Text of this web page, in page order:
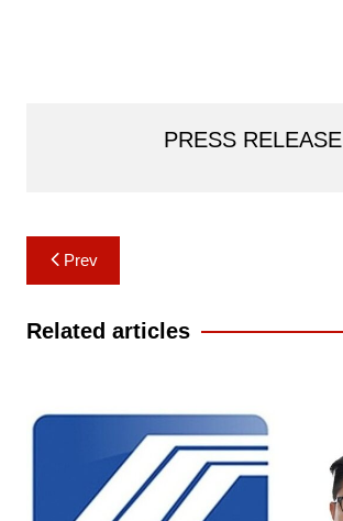
PRESS RELEASE
Post
navigation
Prev
Related articles